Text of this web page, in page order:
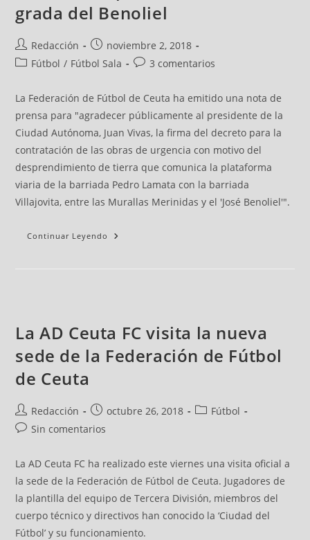
grada del Benoliel
Redacción
noviembre 2, 2018
Fútbol / Fútbol Sala 3 comentarios
La Federación de Fútbol de Ceuta ha emitido una nota de
prensa para "agradecer públicamente al presidente de la
Ciudad Autónoma, Juan Vivas, la firma del decreto para la
contratación de las obras de urgencia con motivo del
desprendimiento de tierra que comunica la plataforma
viaria de la barriada Pedro Lamata con la barriada
Villajovita, entre las Murallas Merinidas y el 'José Benoliel'".
Continuar Leyendo
La AD Ceuta FC visita la nueva
sede de la Federación de Fútbol
de Ceuta
Redacción octubre 26, 2018
Fútbol
Sin comentarios
La AD Ceuta FC ha realizado este viernes una visita oficial a
la sede de la Federación de Fútbol de Ceuta. Jugadores de
la plantilla del equipo de Tercera División, miembros del
cuerpo técnico y directivos han conocido la ‘Ciudad del
Fútbol’ y su funcionamiento.